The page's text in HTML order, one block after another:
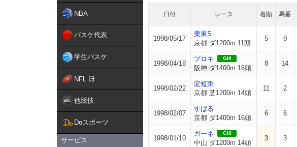
NBA
バスケ代表
学生バスケ
NFL
他競技
Doスポーツ
サービス
日付 レース 着順 馬番
1998/05/17
栗東S
京都 ダ1200m 11頭
5 9
1998/04/18
プロキ GIII
阪神 ダ1400m 16頭
8 14
1998/02/22
淀短距
京都 芝1200m 14頭
11 2
1998/02/07
すばる
京都 ダ1400m 16頭
6 6
1998/01/10
ガーネ GIII
中山 ダ1200m 14頭
3 3